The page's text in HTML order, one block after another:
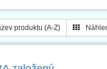
produktu (A-Z)